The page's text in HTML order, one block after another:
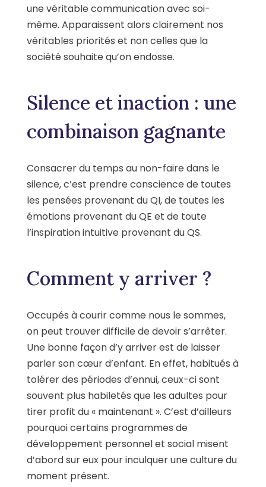
une véritable communication avec soi-
même. Apparaissent alors clairement nos
véritables priorités et non celles que la
société souhaite qu’on endosse.
Silence et inaction : une
combinaison gagnante
Consacrer du temps au non-faire dans le
silence, c’est prendre conscience de toutes
les pensées provenant du QI, de toutes les
émotions provenant du QE et de toute
l’inspiration intuitive provenant du QS.
Comment y arriver ?
Occupés à courir comme nous le sommes,
on peut trouver difficile de devoir s’arrêter.
Une bonne façon d’y arriver est de laisser
parler son cœur d’enfant. En effet, habitués à
tolérer des périodes d’ennui, ceux-ci sont
souvent plus habiletés que les adultes pour
tirer profit du « maintenant ». C’est d’ailleurs
pourquoi certains programmes de
développement personnel et social misent
d’abord sur eux pour inculquer une culture du
moment présent.